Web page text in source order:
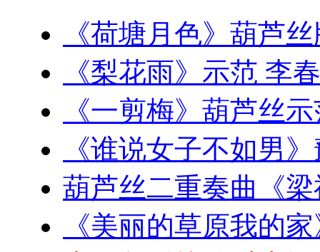
《荷塘月色》葫芦
《梨花雨》示范 李
《一剪梅》葫芦丝
《谁说女子不如男
葫芦丝二重奏曲《
《美丽的草原我的